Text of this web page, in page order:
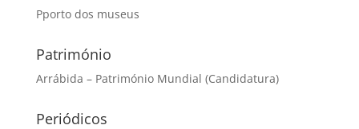
Pporto dos museus
Património
Arrábida – Património Mundial (Candidatura)
Periódicos